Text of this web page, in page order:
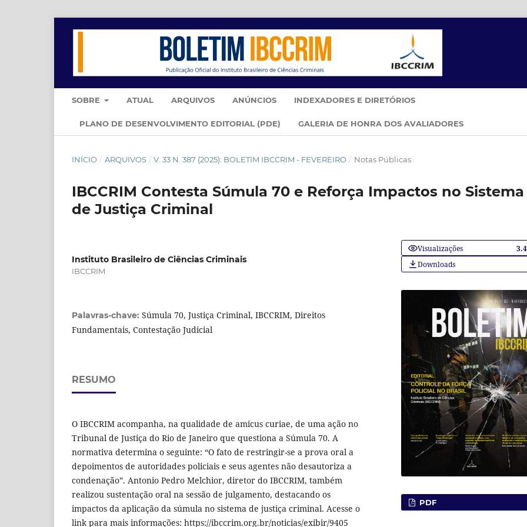
SOBRE ATUAL ARQUIVOS ANÚNCIOS INDEXADORES E DIRETÓRIOS
PLANO DE DESENVOLVIMENTO EDITORIAL (PDE) GALERIA DE HONRA DOS AVALIADORES
INÍCIO / ARQUIVOS / V. 33 N. 387 (2025): BOLETIM IBCCRIM - FEVEREIRO / Notas Públicas
IBCCRIM Contesta Súmula 70 e Reforça Impactos no Sistema
de Justiça Criminal
Instituto Brasileiro de Ciências Criminais
IBCCRIM
Palavras-chave: Súmula 70, Justiça Criminal, IBCCRIM, Direitos
Fundamentais, Contestação Judicial
RESUMO
O IBCCRIM acompanha, na qualidade de amicus curiae, de uma ação no
Tribunal de Justiça do Rio de Janeiro que questiona a Súmula 70. A
normativa determina o seguinte: “O fato de restringir-se a prova oral a
depoimentos de autoridades policiais e seus agentes não desautoriza a
condenação”. Antonio Pedro Melchior, diretor do IBCCRIM, também
realizou sustentação oral na sessão de julgamento, destacando os
impactos da aplicação da súmula no sistema de justiça criminal. Acesse o
link para mais informações: https://ibccrim.org.br/noticias/exibir/9405
Visualizações
Downloads
PDF